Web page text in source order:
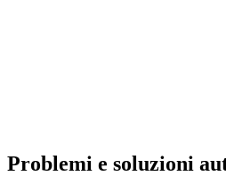
Problemi e soluzioni